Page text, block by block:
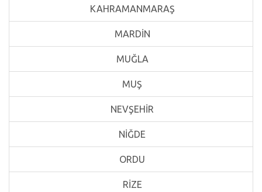
KAHRAMANMARAŞ
MARDİN
MUĞLA
MUŞ
NEVŞEHİR
NİĞDE
ORDU
RİZE